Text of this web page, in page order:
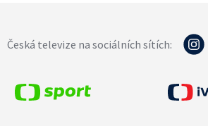
Česká televize na sociálních sítích: